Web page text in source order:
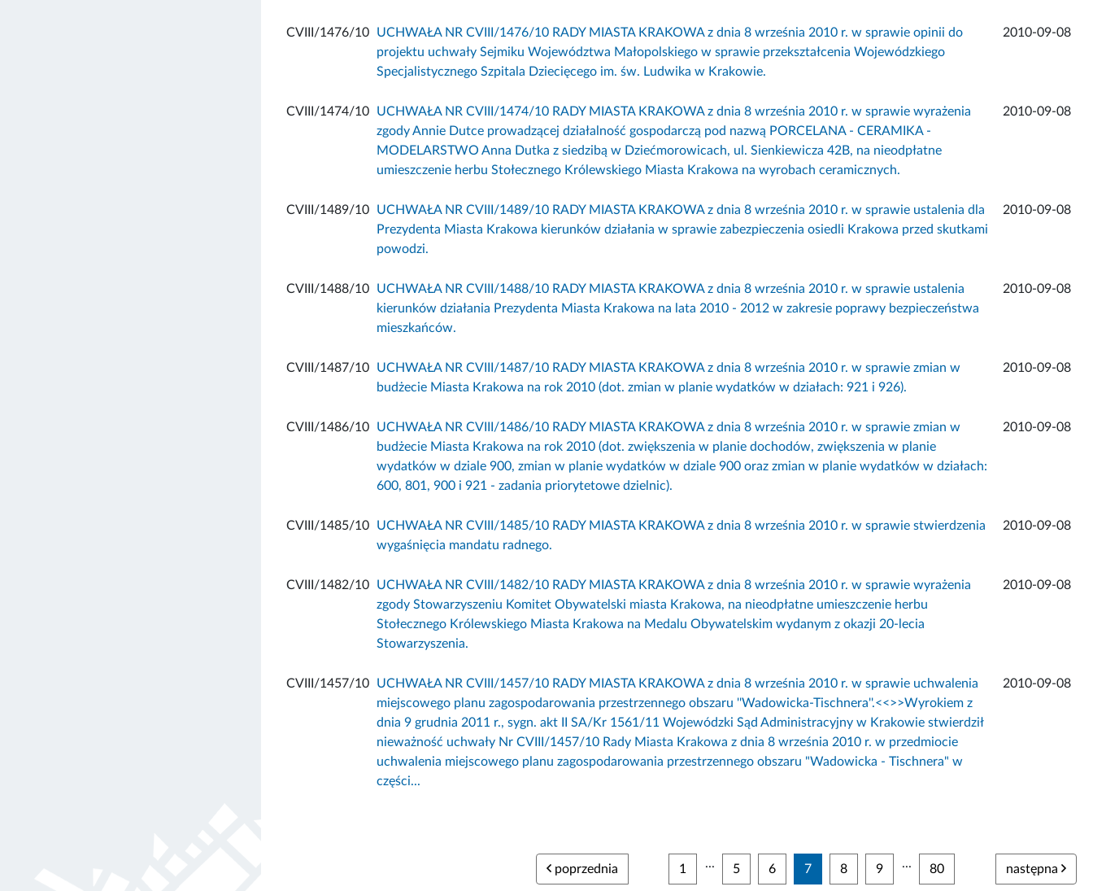
CVIII/1476/10
UCHWAŁA NR CVIII/1476/10 RADY MIASTA KRAKOWA z dnia 8 września 2010 r. w sprawie opinii do
projektu uchwały Sejmiku Województwa Małopolskiego w sprawie przekształcenia Wojewódzkiego
Specjalistycznego Szpitala Dziecięcego im. św. Ludwika w Krakowie.
2010-09-08
CVIII/1474/10
UCHWAŁA NR CVIII/1474/10 RADY MIASTA KRAKOWA z dnia 8 września 2010 r. w sprawie wyrażenia
zgody Annie Dutce prowadzącej działalność gospodarczą pod nazwą PORCELANA - CERAMIKA -
MODELARSTWO Anna Dutka z siedzibą w Dziećmorowicach, ul. Sienkiewicza 42B, na nieodpłatne
umieszczenie herbu Stołecznego Królewskiego Miasta Krakowa na wyrobach ceramicznych.
2010-09-08
CVIII/1489/10
UCHWAŁA NR CVIII/1489/10 RADY MIASTA KRAKOWA z dnia 8 września 2010 r. w sprawie ustalenia dla
Prezydenta Miasta Krakowa kierunków działania w sprawie zabezpieczenia osiedli Krakowa przed skutkami
powodzi.
2010-09-08
CVIII/1488/10
UCHWAŁA NR CVIII/1488/10 RADY MIASTA KRAKOWA z dnia 8 września 2010 r. w sprawie ustalenia
kierunków działania Prezydenta Miasta Krakowa na lata 2010 - 2012 w zakresie poprawy bezpieczeństwa
mieszkańców.
2010-09-08
CVIII/1487/10
UCHWAŁA NR CVIII/1487/10 RADY MIASTA KRAKOWA z dnia 8 września 2010 r. w sprawie zmian w
budżecie Miasta Krakowa na rok 2010 (dot. zmian w planie wydatków w działach: 921 i 926).
2010-09-08
CVIII/1486/10
UCHWAŁA NR CVIII/1486/10 RADY MIASTA KRAKOWA z dnia 8 września 2010 r. w sprawie zmian w
budżecie Miasta Krakowa na rok 2010 (dot. zwiększenia w planie dochodów, zwiększenia w planie
wydatków w dziale 900, zmian w planie wydatków w dziale 900 oraz zmian w planie wydatków w działach:
600, 801, 900 i 921 - zadania priorytetowe dzielnic).
2010-09-08
CVIII/1485/10
UCHWAŁA NR CVIII/1485/10 RADY MIASTA KRAKOWA z dnia 8 września 2010 r. w sprawie stwierdzenia
wygaśnięcia mandatu radnego.
2010-09-08
CVIII/1482/10
UCHWAŁA NR CVIII/1482/10 RADY MIASTA KRAKOWA z dnia 8 września 2010 r. w sprawie wyrażenia
zgody Stowarzyszeniu Komitet Obywatelski miasta Krakowa, na nieodpłatne umieszczenie herbu
Stołecznego Królewskiego Miasta Krakowa na Medalu Obywatelskim wydanym z okazji 20-lecia
Stowarzyszenia.
2010-09-08
CVIII/1457/10
UCHWAŁA NR CVIII/1457/10 RADY MIASTA KRAKOWA z dnia 8 września 2010 r. w sprawie uchwalenia
miejscowego planu zagospodarowania przestrzennego obszaru ''Wadowicka-Tischnera''.<<>>Wyrokiem z
dnia 9 grudnia 2011 r., sygn. akt II SA/Kr 1561/11 Wojewódzki Sąd Administracyjny w Krakowie stwierdził
nieważność uchwały Nr CVIII/1457/10 Rady Miasta Krakowa z dnia 8 września 2010 r. w przedmiocie
uchwalenia miejscowego planu zagospodarowania przestrzennego obszaru "Wadowicka - Tischnera" w
części...
2010-09-08
poprzednia 1 ... 5 6 7 8 9 ... 80 następna